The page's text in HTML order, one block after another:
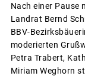
Nach einer Pause
Landrat Bernd
BBV-
moderierten
Petra Trabert,
Miriam Weghorn